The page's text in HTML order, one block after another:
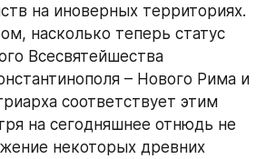
на иноверных территориях.
насколько теперь статус
Всесвятейшества
– Нового Рима и
соответствует этим
на сегодняшнее отнюдь не
некоторых древних